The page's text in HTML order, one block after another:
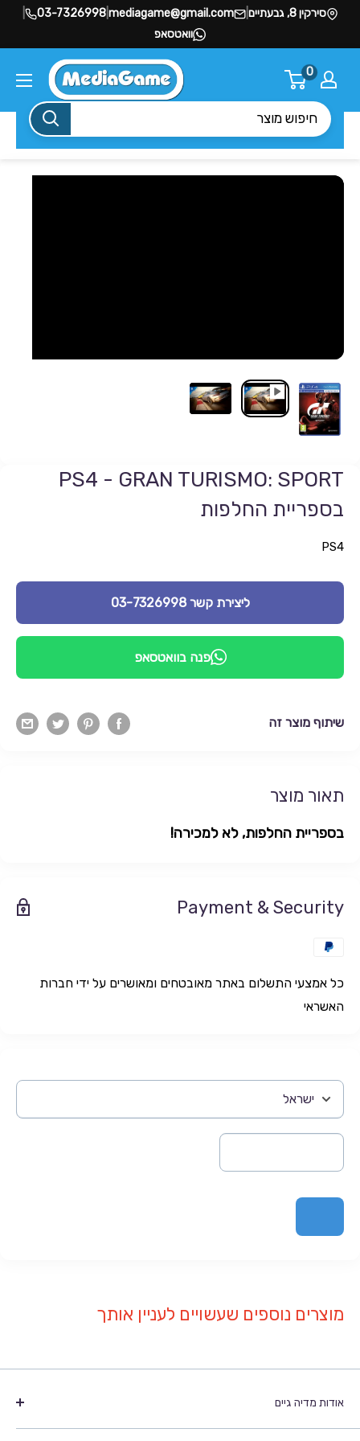
סירקין 8, גבעתיים |
mediagame@gmail.com
|
03-7326998
וואטסאפ
0
PS4 - GRAN TURISMO: SPORT
בספריית החלפות
PS4
ליצירת קשר 03-7326998
פנה בוואטסאפ
שיתוף מוצר זה
תאור מוצר
בספריית החלפות, לא למכירה!
Payment & Security
כל אמצעי התשלום באתר מאובטחים ומאושרים על ידי חברות
האשראי
מוצרים נוספים שעשויים לעניין אותך
אודות מדיה גיים
מדיה גיים הנה חברה מובילה בתחום משחקי המחשב והוידאו,